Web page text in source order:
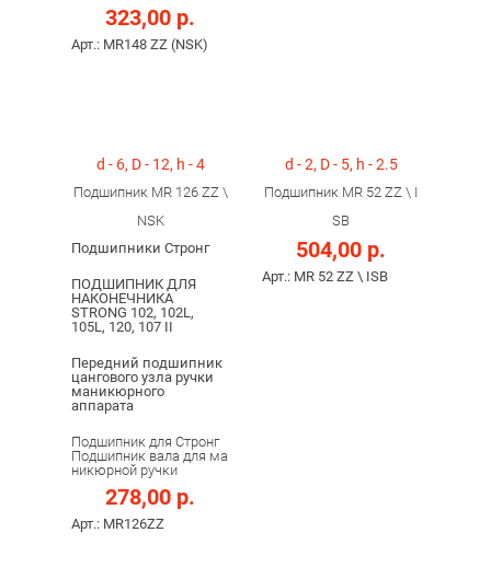
323,00 р.
Арт.: MR148 ZZ (NSK)
d - 6, D - 12, h - 4
Подшипник MR 126 ZZ \
NSK
Подшипники Стронг
ПОДШИПНИК ДЛЯ
НАКОНЕЧНИКА
STRONG 102, 102L,
105L, 120, 107 II
Передний подшипник
цангового узла ручки
маникюрного
аппарата
Подшипник для Стронг
Подшипник вала для ма
никюрной ручки
278,00 р.
Арт.: MR126ZZ
d - 2, D - 5, h - 2.5
Подшипник MR 52 ZZ \ I
SB
504,00 р.
Арт.: MR 52 ZZ \ ISB